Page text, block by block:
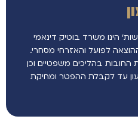
הינו משרד בוטיק דינאמי
לפועל והאזרחי מסחרי.
החובות בהליכים משפטיים וכן
עד לקבלת ההפטר ומחיקת